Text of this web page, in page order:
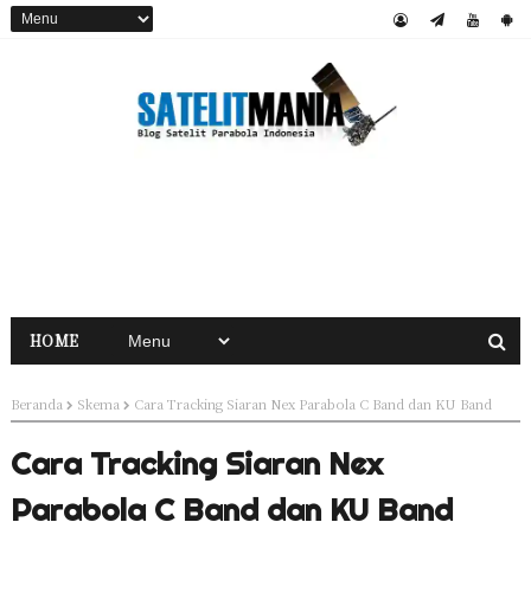
HOME
Beranda Skema Cara Tracking Siaran Nex Parabola C Band dan KU Band
Cara Tracking Siaran Nex
Parabola C Band dan KU Band